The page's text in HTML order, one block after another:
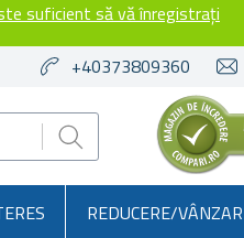
suficient să vă înregistrați
+40373809360
REDUCERE/